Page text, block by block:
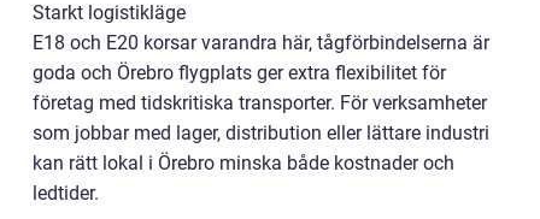
Starkt logistikläge
E18 och E20 korsar varandra här, tågförbindelserna är
goda och Örebro flygplats ger extra flexibilitet för
företag med tidskritiska transporter. För verksamheter
som jobbar med lager, distribution eller lättare industri
kan rätt lokal i Örebro minska både kostnader och
ledtider.